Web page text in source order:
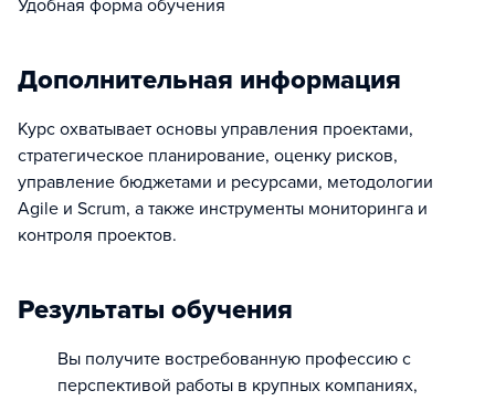
Удобная форма обучения
Дополнительная информация
Курс охватывает основы управления проектами,
стратегическое планирование, оценку рисков,
управление бюджетами и ресурсами, методологии
Agile и Scrum, а также инструменты мониторинга и
контроля проектов.
Результаты обучения
Вы получите востребованную профессию с
перспективой работы в крупных компаниях,